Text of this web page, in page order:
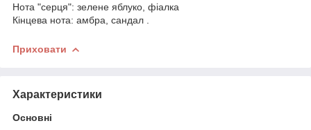
Нота "серця": зелене яблуко, фіалка
Кінцева нота: амбра, сандал .
Приховати
Характеристики
Основні